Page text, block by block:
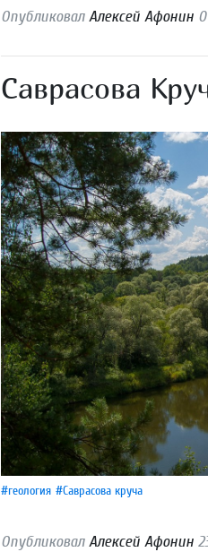
ОпубликовалАлексей Афонин
Саврасова
#геология #Саврасова круча
ОпубликовалАлексей Афонин